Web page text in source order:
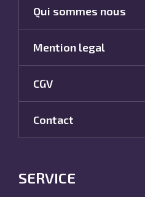
Qui sommes nous
Mention legal
CGV
Contact
SERVICE